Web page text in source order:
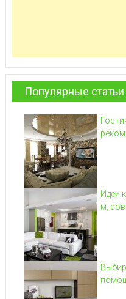
Популярные статьи
Идеи
м,